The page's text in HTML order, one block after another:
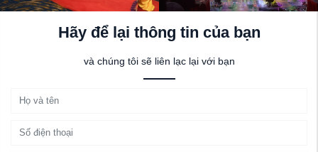
Hãy để lại thông tin của bạn
và chúng tôi sẽ liên lạc lại với bạn